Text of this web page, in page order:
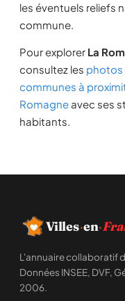
les éventuels reliefs
commune.
Pour explorer La
consultez les photos
communes à
Romagne avec ses
habitants.
Villes·en·
L'annuaire collaboratif
Données INSEE, DVF,
2006.